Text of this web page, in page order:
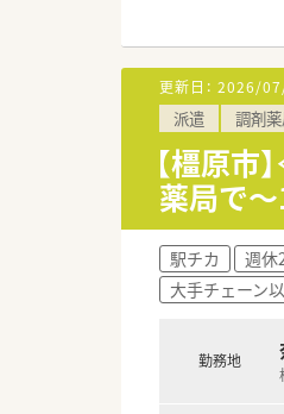
■
更新日： 2026/
派遣 調剤
【橿原
薬局で
駅チカ 週休
大手チェーン
勤務地